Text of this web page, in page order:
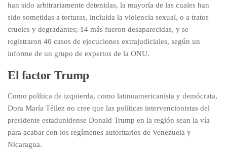
han sido arbitrariamente detenidas, la mayoría de las cuales han
sido sometidas a torturas, incluida la violencia sexual, o a tratos
crueles y degradantes; 14 más fueron desaparecidas, y se
registraron 40 casos de ejecuciones extrajudiciales, según un
informe de un grupo de expertos de la ONU.
El factor Trump
Como política de izquierda, como latinoamericanista y demócrata,
Dora María Téllez no cree que las políticas intervencionistas del
presidente estadunidense Donald Trump en la región sean la vía
para acabar con los regímenes autoritarios de Venezuela y
Nicaragua.